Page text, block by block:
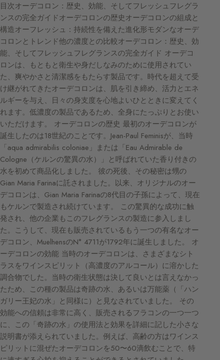
目次オーデコロン：歴史、効能、そしてフレッシュフレグラ
ンスの完全ガイドオーデコロンの歴史オーデコロンの組成と
構造オーフレッシュ：持続性を備えた進化形モダンなオーデ
コロンとトレンド他の濃度との比較オーデコロン：歴史、効
能、そしてフレッシュフレグランスの完全ガイド オーデコ
ロンは、もともと衛生や身だしなみのために使用されてい
た、爽やかさと清潔感をもたらす製品です。時代を超えて受
け継がれてきたオーデコロンは、肌を引き締め、活力とエネ
ルギーを与え、日々の身支度を心地よいひとときに変えてく
れます。低濃度の製品であるため、全身にたっぷりとお使い
いただけます。 オーデコロンの歴史 最初のオーデコロンが
誕生したのは18世紀のことです。Jean-Paul Feminisが、当時
「aqua admirabilis coloniae」または「Eau Admirable de
Cologne（ケルンの驚異の水）」と呼ばれていた香り付きの
水を初めて商品化しました。 彼の死後、その秘密は甥の
Gian Maria Farinaに託されました。以来、オリジナルのオー
デコロンは、Gian Maria Farinaの8代目の子孫によって、現在
もケルンで製造され続けています。 この驚異的な成功に触
発され、他の企業もこのフレグランスの製造に参入しまし
た。こうして、現在も販売されているもう一つの有名なオー
デコロン、MuelhensのN° 4711が1792年に誕生しました。 オ
ーデコロンの効能 当時のオーデコロンは、さまざまなシト
ラスをワインスピリット（高濃度のアルコール）に溶かした
調合物でした。当時の衛生状態は決して良いとは言えなかっ
たため、この種の製品は奇跡の水、あるいは万能薬（「ハン
ガリー王妃の水」と同様に）と見なされていました。 その
効能への信頼は非常に高く、販売されるフラコンの一つ一つ
に、この「奇跡の水」の使用法と効果を詳細に記した小さな
説明書が添えられていました。例えば、高齢の方はワインス
ピリットに混ぜたオーデコロンを50〜60滴飲むことで、特